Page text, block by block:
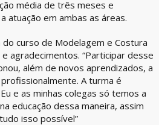
média de três meses e
atuação em ambas as áreas.
curso de Modelagem e Costura
agradecimentos. “Participar desse
além de novos aprendizados, a
A turma é
e as minhas colegas só temos a
educação dessa maneira, assim
isso possível”